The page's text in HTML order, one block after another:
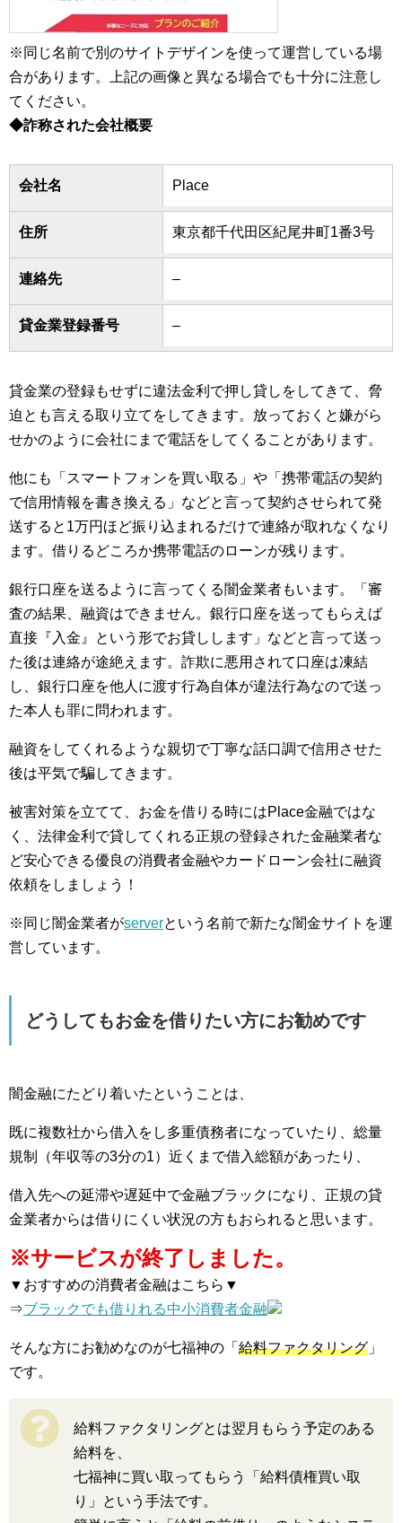
※同じ名前で別のサイトデザインを使って運営している場
合があります。上記の画像と異なる場合でも十分に注意し
てください。
◆詐称された会社概要
会社名 Place
住所 東京都千代田区紀尾井町1番3号
連絡先 –
貸金業登録番号 –
貸金業の登録もせずに違法金利で押し貸しをしてきて、脅
迫とも言える取り立てをしてきます。放っておくと嫌がら
せかのように会社にまで電話をしてくることがあります。
他にも「スマートフォンを買い取る」や「携帯電話の契約
で信用情報を書き換える」などと言って契約させられて発
送すると1万円ほど振り込まれるだけで連絡が取れなくなり
ます。借りるどころか携帯電話のローンが残ります。
銀行口座を送るように言ってくる闇金業者もいます。「審
査の結果、融資はできません。銀行口座を送ってもらえば
直接『入金』という形でお貸しします」などと言って送っ
た後は連絡が途絶えます。詐欺に悪用されて口座は凍結
し、銀行口座を他人に渡す行為自体が違法行為なので送っ
た本人も罪に問われます。
融資をしてくれるような親切で丁寧な話口調で信用させた
後は平気で騙してきます。
被害対策を立てて、お金を借りる時にはPlace金融ではな
く、法律金利で貸してくれる正規の登録された金融業者な
ど安心できる優良の消費者金融やカードローン会社に融資
依頼をしましょう！
※同じ闇金業者がserverという名前で新たな闇金サイトを運
営しています。
どうしてもお金を借りたい方にお勧めです
闇金融にたどり着いたということは、
既に複数社から借入をし多重債務者になっていたり、総量
規制（年収等の3分の1）近くまで借入総額があったり、
借入先への延滞や遅延中で金融ブラックになり、正規の貸
金業者からは借りにくい状況の方もおられると思います。
※サービスが終了しました。
▼おすすめの消費者金融はこちら▼
⇒ブラックでも借りれる中小消費者金融
そんな方にお勧めなのが七福神の「 給料ファクタリング 」
です。
給料ファクタリングとは翌月もらう予定のある
給料を、
七福神に買い取ってもらう「給料債権買い取
り」という手法です。